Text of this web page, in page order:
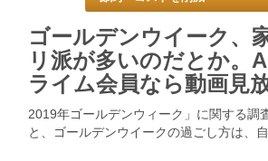
ゴールデンウイーク、
リ派が多いのだとか。
ライム会員なら動画見
2019年ゴールデンウィーク」に関する調
と、ゴールデンウイークの過ごし方は、